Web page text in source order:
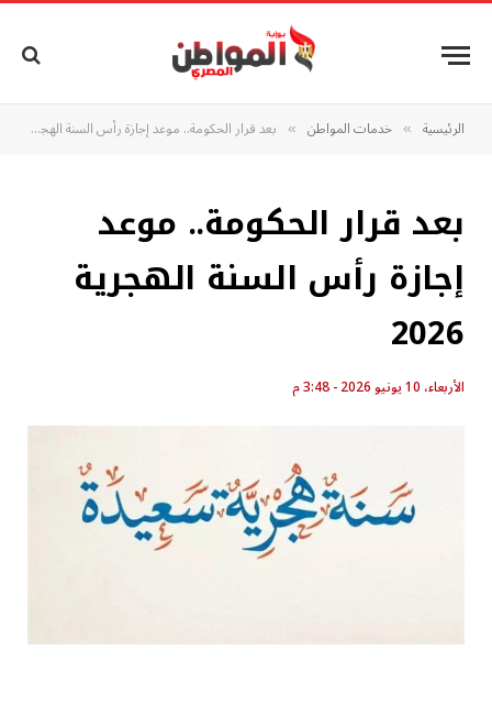
الرئيسية » خدمات المواطن » بعد قرار الحكومة.. موعد إجازة رأس السنة الهجرية 2026
بعد قرار الحكومة.. موعد
إجازة رأس السنة الهجرية
2026
الأربعاء، 10 يونيو 2026 - 3:48 م